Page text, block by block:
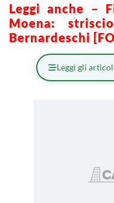
Leggi anche –
Moena:
Bernardeschi
Leggi gli